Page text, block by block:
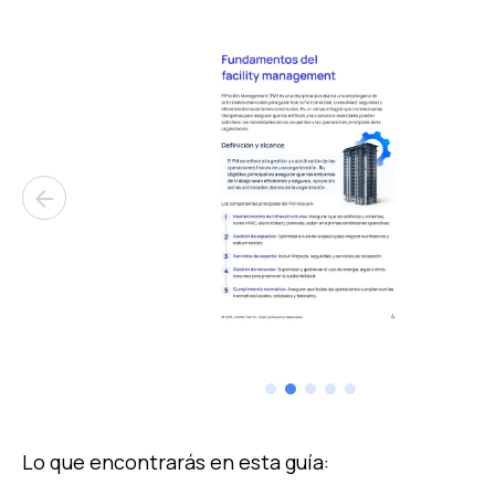
arrow_back
Lo que encontrarás en esta guía: